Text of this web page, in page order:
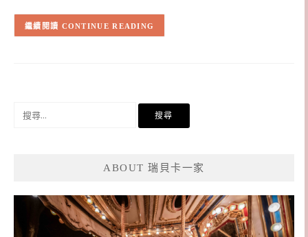
CONTINUE READING
ABOUT 瑞貝卡一家